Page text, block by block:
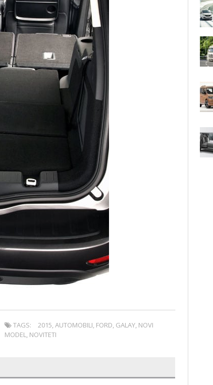
TAGS: 2015,AUTOMOBILI, FORD, GALAY, NOVI
MODEL, NOVITETI